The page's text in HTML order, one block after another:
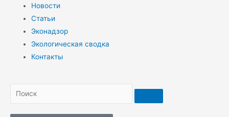
Новости
Статьи
Эконадзор
Экологическая сводка
Контакты